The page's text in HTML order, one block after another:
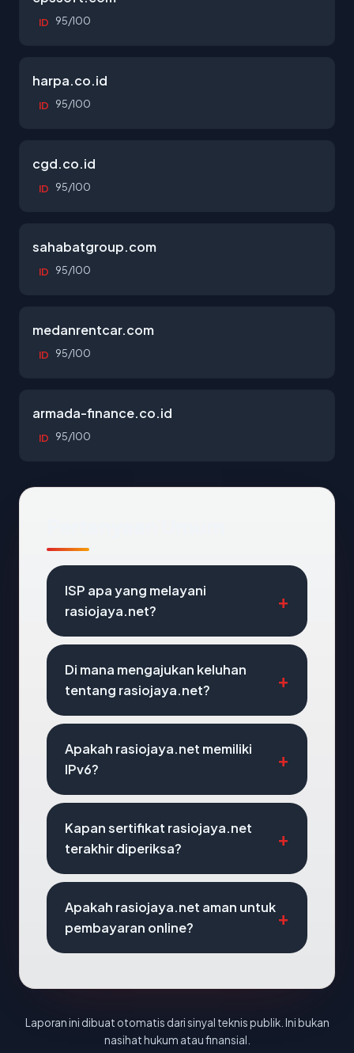
ID 95/100
harpa.co.id
ID 95/100
cgd.co.id
ID 95/100
sahabatgroup.com
ID 95/100
medanrentcar.com
ID 95/100
armada-finance.co.id
ID 95/100
ISP apa yang melayani
rasiojaya.net?
Di mana mengajukan keluhan
tentang rasiojaya.net?
Apakah rasiojaya.net memiliki
IPv6?
Kapan sertifikat rasiojaya.net
terakhir diperiksa?
Apakah rasiojaya.net aman untuk
pembayaran online?
Laporan ini dibuat otomatis dari sinyal teknis publik. Ini bukan
nasihat hukum atau finansial.